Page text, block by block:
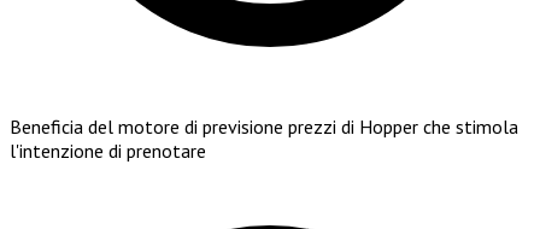
Beneficia del motore di previsione prezzi di Hopper che stimola
l'intenzione di prenotare